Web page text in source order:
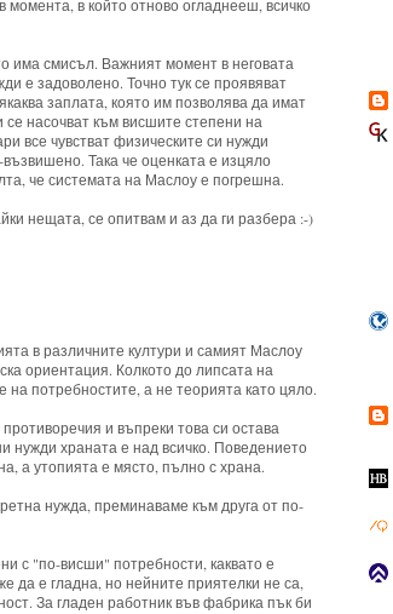
в който отново огладнееш, всичко
има смисъл. Важният момент в неговата
е задоволено. Точно тук се проявяват
заплата, която им позволява да имат
се насочват към висшите степени на
все чувстват физическите си нужди
Така че оценката е изцяло
че системата на Маслоу е погрешна.
нещата, се опитвам и аз да ги разбера :-)
в различните култури и самият Маслоу
ориентация. Колкото до липсата на
потребностите, а не теорията като цяло.
и въпреки това си остава
нужди храната е над всичко. Поведението
а утопията е място, пълно с храна.
нужда, преминаваме към друга от по-
с "по-висши" потребности, каквато е
да е гладна, но нейните приятелки не са,
За гладен работник във фабрика пък би